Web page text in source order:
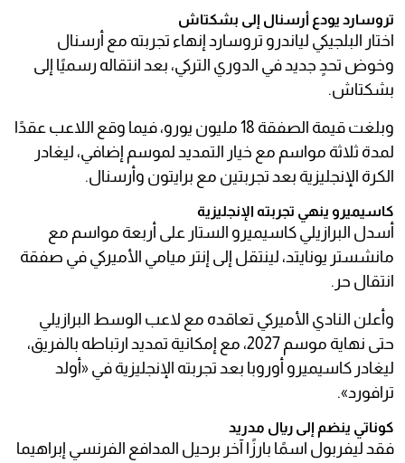
تروسارد يودع أرسنال إلى بشكتاش
اختار البلجيكي لياندرو تروسارد إنهاء تجربته مع أرسنال
وخوض تحدٍ جديد في الدوري التركي، بعد انتقاله رسميًا إلى
بشكتاش.
وبلغت قيمة الصفقة 18 مليون يورو، فيما وقع اللاعب عقدًا
لمدة ثلاثة مواسم مع خيار التمديد لموسم إضافي، ليغادر
الكرة الإنجليزية بعد تجربتين مع برايتون وأرسنال.
كاسيميرو ينهي تجربته الإنجليزية
أسدل البرازيلي كاسيميرو الستار على أربعة مواسم مع
مانشستر يونايتد، لينتقل إلى إنتر ميامي الأميركي في صفقة
انتقال حر.
وأعلن النادي الأميركي تعاقده مع لاعب الوسط البرازيلي
حتى نهاية موسم 2027، مع إمكانية تمديد ارتباطه بالفريق،
ليغادر كاسيميرو أوروبا بعد تجربته الإنجليزية في «أولد
ترافورد».
كوناتي ينضم إلى ريال مدريد
فقد ليفربول اسمًا بارزًا آخر برحيل المدافع الفرنسي إبراهيما